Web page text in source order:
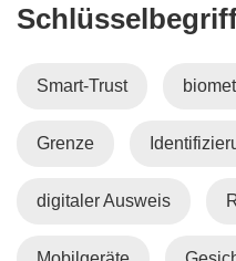
Smart-Trust
Grenze
digitaler Ausweis